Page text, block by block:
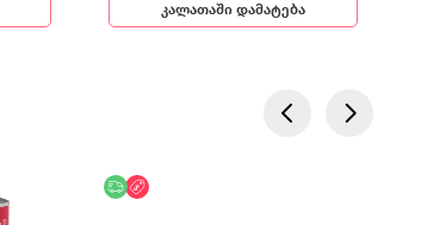
კალათაში დამატება
უფასო მიწოდება